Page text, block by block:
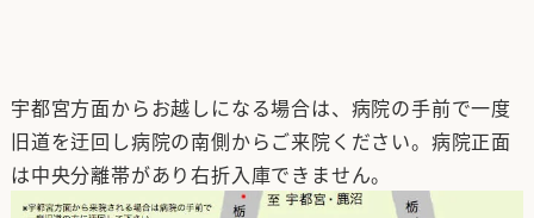
宇都宮方面からお越しになる場合は、病院の手前で一度
旧道を迂回し病院の南側からご来院ください。病院正面
は中央分離帯があり右折入庫できません。